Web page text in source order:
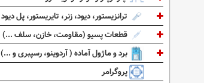
ترانزیستور، دیود، زنر، تایریستور، پل دیود
قطعات پسیو (مقاومت، خازن، سلف ...)
برد و ماژول آماده ( آردوینو، رسپبری و ...)
پروگرامر